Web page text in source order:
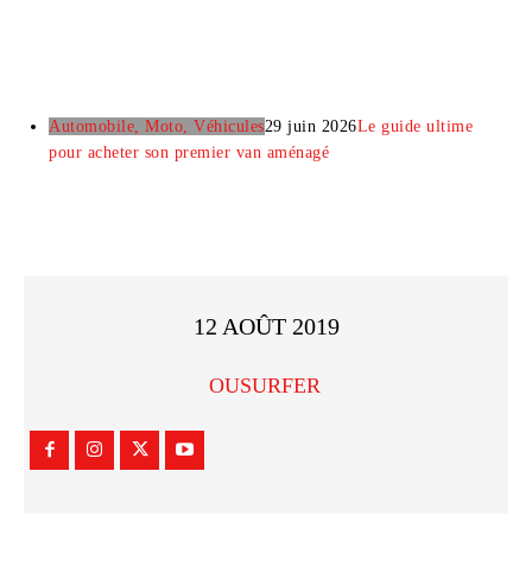
Automobile, Moto, Véhicules29 juin 2026Le guide ultime
pour acheter son premier van aménagé
12 AOÛT 2019
OUSURFER